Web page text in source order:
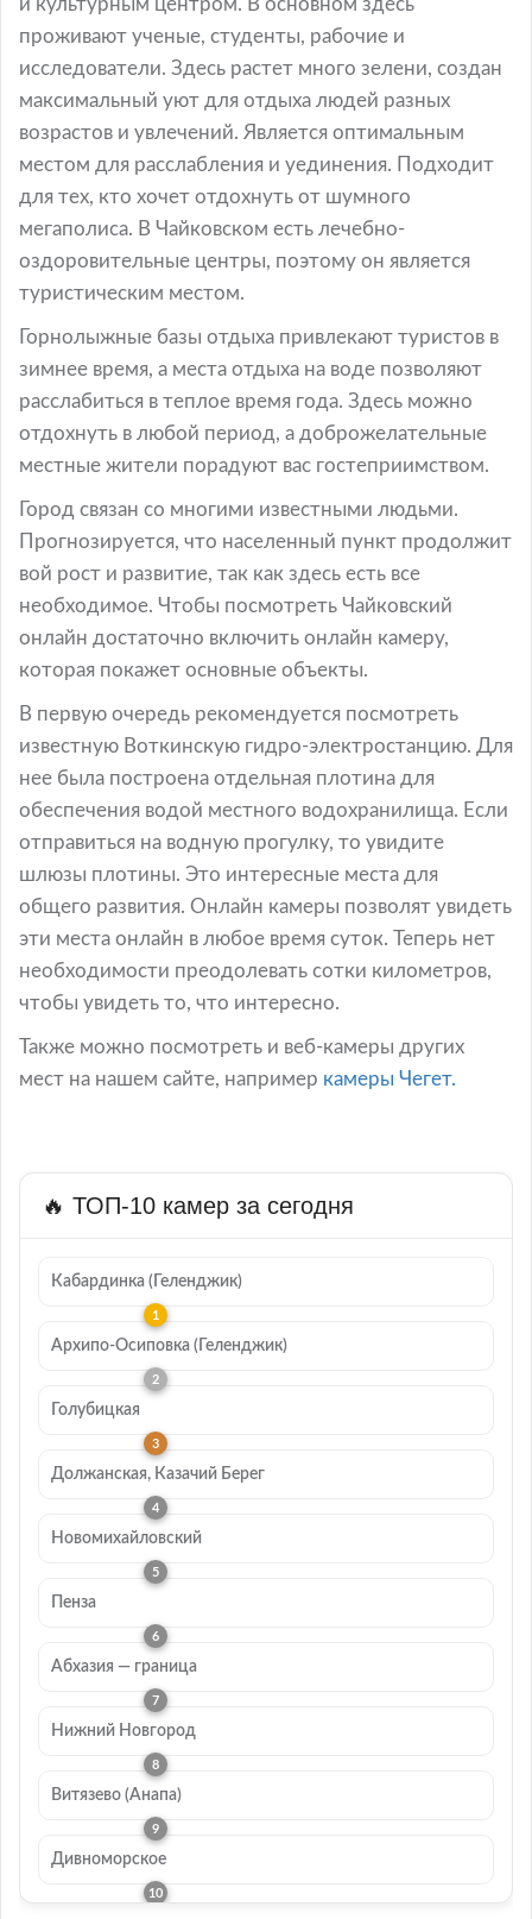
и культурным центром. В основном здесь
проживают ученые, студенты, рабочие и
исследователи. Здесь растет много зелени, создан
максимальный уют для отдыха людей разных
возрастов и увлечений. Является оптимальным
местом для расслабления и уединения. Подходит
для тех, кто хочет отдохнуть от шумного
мегаполиса. В Чайковском есть лечебно-
оздоровительные центры, поэтому он является
туристическим местом.
Горнолыжные базы отдыха привлекают туристов в
зимнее время, а места отдыха на воде позволяют
расслабиться в теплое время года. Здесь можно
отдохнуть в любой период, а доброжелательные
местные жители порадуют вас гостеприимством.
Город связан со многими известными людьми.
Прогнозируется, что населенный пункт продолжит
вой рост и развитие, так как здесь есть все
необходимое. Чтобы посмотреть Чайковский
онлайн достаточно включить онлайн камеру,
которая покажет основные объекты.
В первую очередь рекомендуется посмотреть
известную Воткинскую гидро-электростанцию. Для
нее была построена отдельная плотина для
обеспечения водой местного водохранилища. Если
отправиться на водную прогулку, то увидите
шлюзы плотины. Это интересные места для
общего развития. Онлайн камеры позволят увидеть
эти места онлайн в любое время суток. Теперь нет
необходимости преодолевать сотки километров,
чтобы увидеть то, что интересно.
Также можно посмотреть и веб-камеры других
мест на нашем сайте, например камеры Чегет.
🔥 ТОП-10 камер за сегодня
Кабардинка (Геленджик)
Архипо-Осиповка (Геленджик)
Голубицкая
Должанская, Казачий Берег
Новомихайловский
Пенза
Абхазия — граница
Нижний Новгород
Витязево (Анапа)
Дивноморское